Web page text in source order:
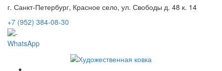
г. Санкт-Петербург, Красное село, ул. Свободы д. 48 к. 14
+7 (952) 384-08-30
WhatsApp